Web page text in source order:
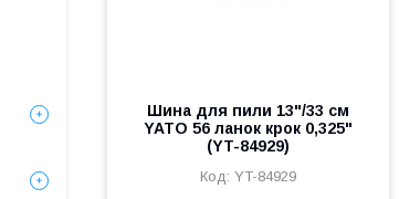
Шина для пили 13"/33 см
YATO 56 ланок крок 0,325"
(YT-84929)
YT-84929